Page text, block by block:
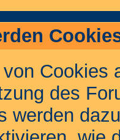
des
werden